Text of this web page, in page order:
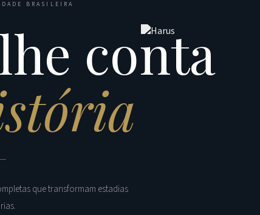
BRASILEIRA
conta
que transformam estadias